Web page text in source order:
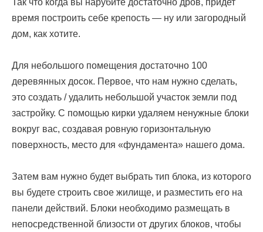
время построить себе крепость — ну или загородный
дом, как хотите.
Для небольшого помещения достаточно 100
деревянных досок. Первое, что нам нужно сделать,
это создать / удалить небольшой участок земли под
застройку. С помощью кирки удаляем ненужные блоки
вокруг вас, создавая ровную горизонтальную
поверхность, место для «фундамента» нашего дома.
Затем вам нужно будет выбрать тип блока, из которого
вы будете строить свое жилище, и разместить его на
панели действий. Блоки необходимо размещать в
непосредственной близости от других блоков, чтобы